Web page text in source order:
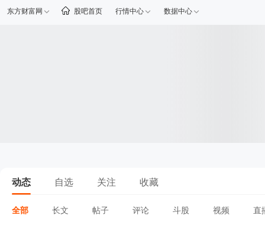
东方财富网 股吧首页 行情中心 数据中心
动态 自选 关注 收藏
全部 长文 帖子 评论 斗股 视频 直